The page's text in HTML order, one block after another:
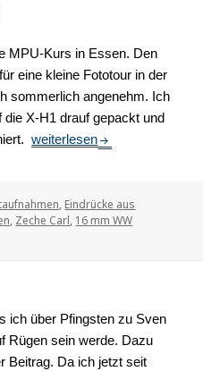
MPU-Kurs in Essen. Den
eine kleine Fototour in der
sommerlich angenehm. Ich
X-H1 drauf gepackt und
Nachts in Essen
weiterlesen
, Eindrücke aus
, Zeche Carl, 16 mm WW
ich über Pfingsten zu Sven
Rügen sein werde. Dazu
Beitrag. Da ich jetzt seit